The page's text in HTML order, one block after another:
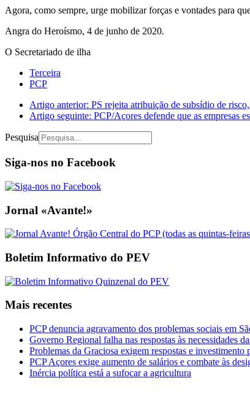
Agora, como sempre, urge mobilizar forças e vontades para
Angra do Heroísmo, 4 de junho de 2020.
O Secretariado de ilha
Terceira
PCP
Artigo anterior: PS rejeita atribuição de subsídio de
Artigo seguinte: PCP/Açores defende que as empresas
Pesquisa
Siga-nos no Facebook
Jornal «Avante!»
Boletim Informativo do PEV
Mais recentes
PCP denuncia agravamento dos problemas sociais em
Governo Regional falha nas respostas às necessidades
Problemas da Graciosa exigem respostas e investimento
PCP Açores exige aumento de salários e combate às
Inércia política está a sufocar a agricultura